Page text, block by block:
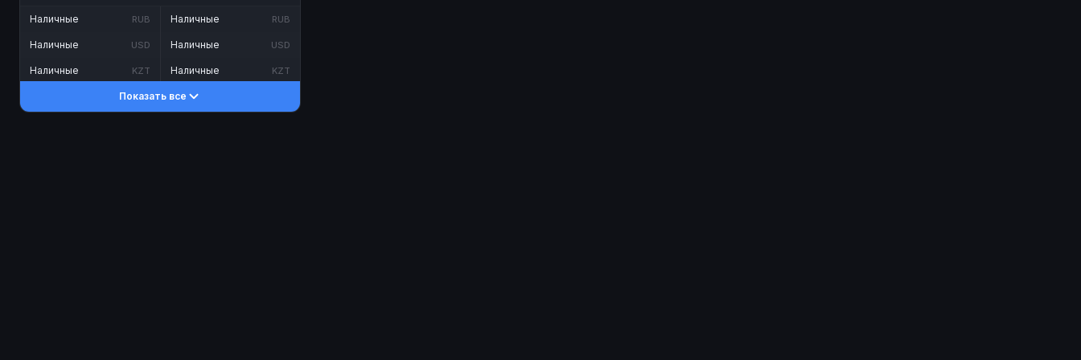
Наличные RUB
Наличные USD
Наличные KZT
Наличные RUB
Наличные USD
Наличные KZT
Показать все